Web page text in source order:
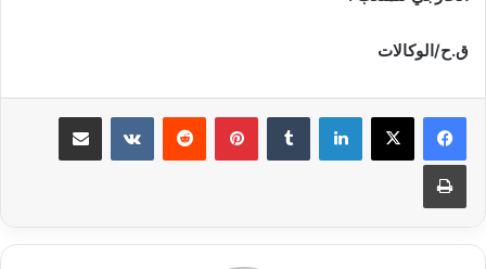
ق.ح/الوكالات
لينكدإن بينتيريست
طباعة